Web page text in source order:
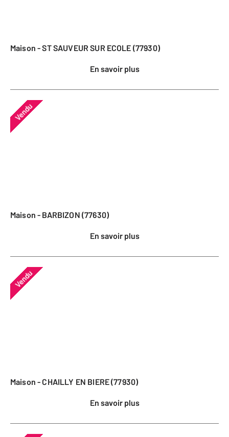
Maison - ST SAUVEUR SUR ECOLE (77930)
En savoir plus
Vendu
Maison - BARBIZON (77630)
En savoir plus
Vendu
Maison - CHAILLY EN BIERE (77930)
En savoir plus